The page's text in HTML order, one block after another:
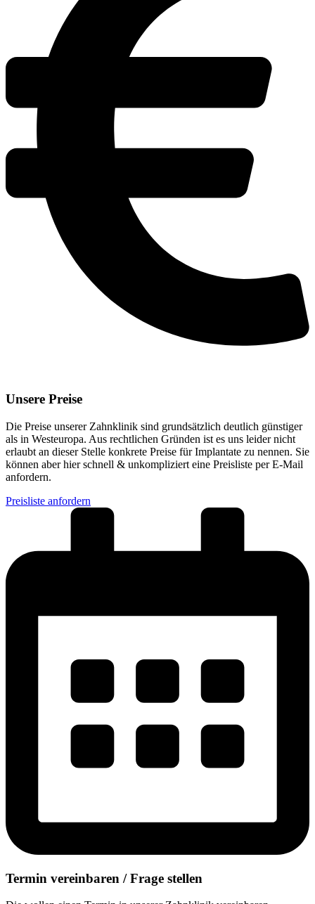
Unsere Preise
Die Preise unserer Zahnklinik sind grundsätzlich deutlich günstiger
als in Westeuropa. Aus rechtlichen Gründen ist es uns leider nicht
erlaubt an dieser Stelle konkrete Preise für Implantate zu nennen. Sie
können aber hier schnell & unkompliziert eine Preisliste per E-Mail
anfordern.
Preisliste anfordern
Termin vereinbaren / Frage stellen